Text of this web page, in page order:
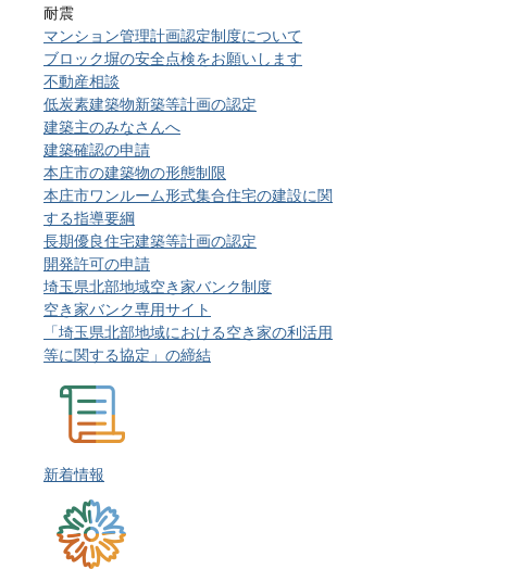
耐震
マンション管理計画認定制度について
ブロック塀の安全点検をお願いします
不動産相談
低炭素建築物新築等計画の認定
建築主のみなさんへ
建築確認の申請
本庄市の建築物の形態制限
本庄市ワンルーム形式集合住宅の建設に関
する指導要綱
長期優良住宅建築等計画の認定
開発許可の申請
埼玉県北部地域空き家バンク制度
空き家バンク専用サイト
「埼玉県北部地域における空き家の利活用
等に関する協定」の締結
新着情報